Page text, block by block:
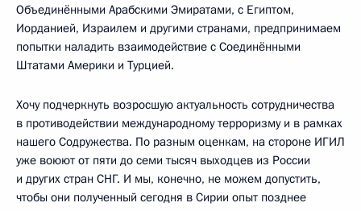
Объединёнными Арабскими Эмиратами, с Египтом,
Иорданией, Израилем и другими странами, предпринимаем
попытки наладить взаимодействие с Соединёнными
Штатами Америки и Турцией.
Хочу подчеркнуть возросшую актуальность сотрудничества
в противодействии международному терроризму и в рамках
нашего Содружества. По разным оценкам, на стороне ИГИЛ
уже воюют от пяти до семи тысяч выходцев из России
и других стран СНГ. И мы, конечно, не можем допустить,
чтобы они полученный сегодня в Сирии опыт позднее